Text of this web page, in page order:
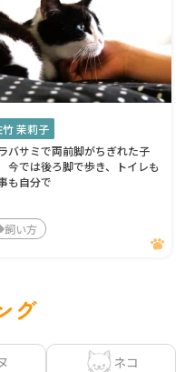
竹 茉莉子
バサミで両前脚がちぎれた子
では後ろ脚で歩き、トイレも
も自分で
飼い方
グ
ネコ